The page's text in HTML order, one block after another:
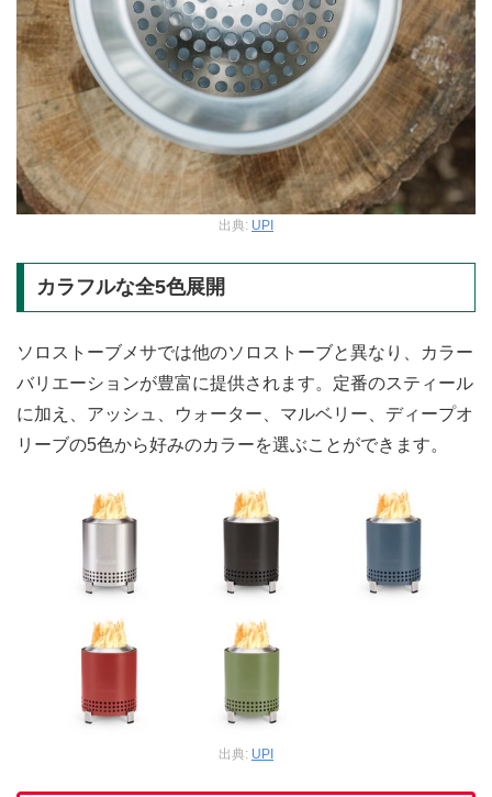
出典: UPI
カラフルな全5色展開
ソロストーブメサでは他のソロストーブと異なり、カラー
バリエーションが豊富に提供されます。定番のスティール
に加え、アッシュ、ウォーター、マルベリー、ディープオ
リーブの5色から好みのカラーを選ぶことができます。
出典: UPI